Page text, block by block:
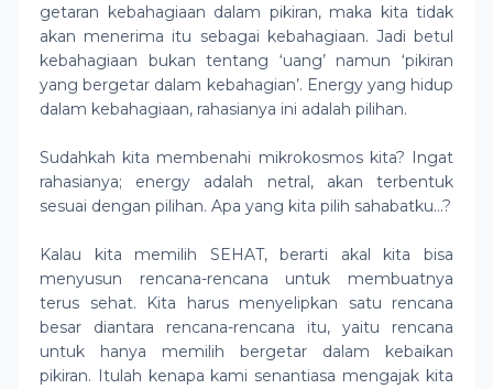
getaran kebahagiaan dalam pikiran, maka kita tidak
akan menerima itu sebagai kebahagiaan. Jadi betul
kebahagiaan bukan tentang ‘uang’ namun ‘pikiran
yang bergetar dalam kebahagian’. Energy yang hidup
dalam kebahagiaan, rahasianya ini adalah pilihan.
Sudahkah kita membenahi mikrokosmos kita? Ingat
rahasianya; energy adalah netral, akan terbentuk
sesuai dengan pilihan. Apa yang kita pilih sahabatku…?
Kalau kita memilih SEHAT, berarti akal kita bisa
menyusun rencana-rencana untuk membuatnya
terus sehat. Kita harus menyelipkan satu rencana
besar diantara rencana-rencana itu, yaitu rencana
untuk hanya memilih bergetar dalam kebaikan
pikiran. Itulah kenapa kami senantiasa mengajak kita